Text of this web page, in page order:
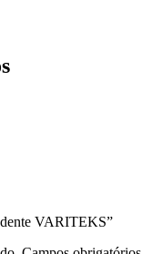
VARITEKS”